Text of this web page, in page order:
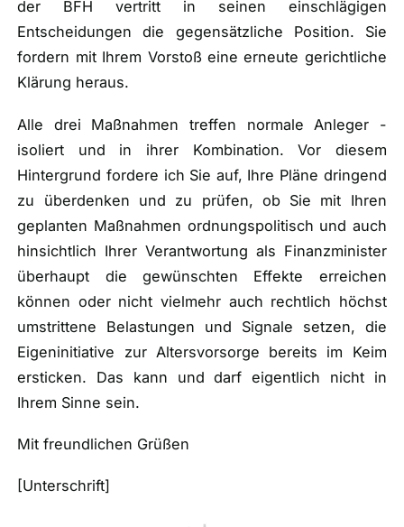
der BFH vertritt in seinen einschlägigen
Entscheidungen die gegensätzliche Position. Sie
fordern mit Ihrem Vorstoß eine erneute gerichtliche
Klärung heraus.
Alle drei Maßnahmen treffen normale Anleger -
isoliert und in ihrer Kombination. Vor diesem
Hintergrund fordere ich Sie auf, Ihre Pläne dringend
zu überdenken und zu prüfen, ob Sie mit Ihren
geplanten Maßnahmen ordnungspolitisch und auch
hinsichtlich Ihrer Verantwortung als Finanzminister
überhaupt die gewünschten Effekte erreichen
können oder nicht vielmehr auch rechtlich höchst
umstrittene Belastungen und Signale setzen, die
Eigeninitiative zur Altersvorsorge bereits im Keim
ersticken. Das kann und darf eigentlich nicht in
Ihrem Sinne sein.
Mit freundlichen Grüßen
[Unterschrift]